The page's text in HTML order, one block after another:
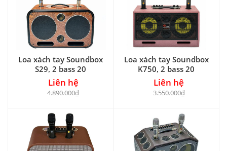
Loa xách tay Soundbox
S29, 2 bass 20
Liên hệ
4.890.000₫
Loa xách tay Soundbox
K750, 2 bass 20
Liên hệ
3.550.000₫